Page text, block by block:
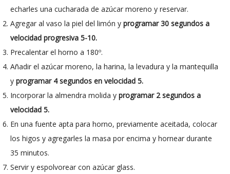
echarles una cucharada de azúcar moreno y reservar.
Agregar al vaso la piel del limón y programar 30 segundos a
velocidad progresiva 5-10.
Precalentar el horno a 180º.
Añadir el azúcar moreno, la harina, la levadura y la mantequilla
y programar 4 segundos en velocidad 5.
Incorporar la almendra molida y programar 2 segundos a
velocidad 5.
En una fuente apta para horno, previamente aceitada, colocar
los higos y agregarles la masa por encima y hornear durante
35 minutos.
Servir y espolvorear con azúcar glass.